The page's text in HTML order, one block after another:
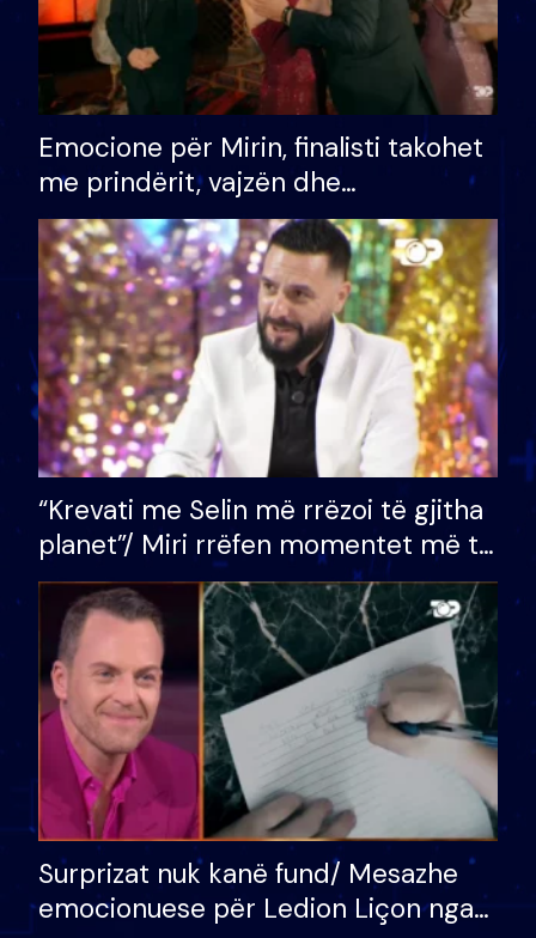
Emocione për Mirin, finalisti takohet
me prindërit, vajzën dhe
bashkëshorten: S’kemi ndonjë letër
divorci apo jo?
“Krevati me Selin më rrëzoi të gjitha
planet”/ Miri rrëfen momentet më të
bukura në shtëpinë e BB VIP: Do më
mungojë zilja e mëngjesit kur…
Surprizat nuk kanë fund/ Mesazhe
emocionuese për Ledion Liçon nga